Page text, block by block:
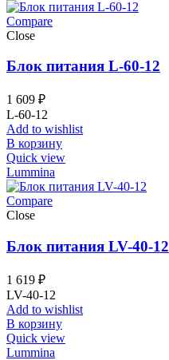
Compare
Close
Блок питания L-60-12
1 609 ₽
L-60-12
Add to wishlist
В корзину
Quick view
Lummina
Compare
Close
Блок питания LV-40-12
1 619 ₽
LV-40-12
Add to wishlist
В корзину
Quick view
Lummina